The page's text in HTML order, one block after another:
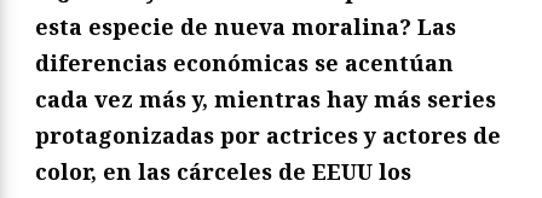
esta especie de nueva moralina? Las
diferencias económicas se acentúan
cada vez más y, mientras hay más series
protagonizadas por actrices y actores de
color, en las cárceles de EEUU los